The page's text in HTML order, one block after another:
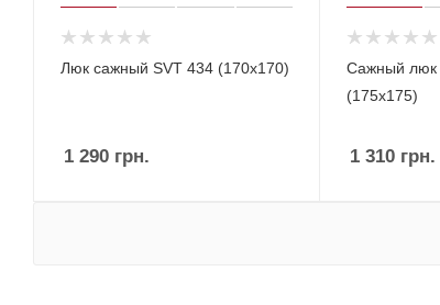
Люк сажный SVT 434 (170x170)
1 290 грн.
Сажный люк
(175х175)
1 310грн.